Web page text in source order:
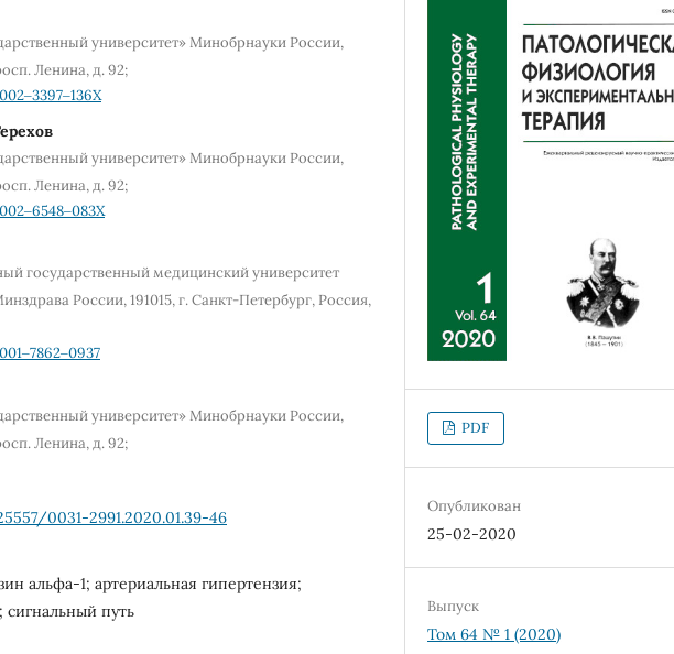
университет» Минобрнауки России,
Ленина, д. 92;
университет» Минобрнауки России,
Ленина, д. 92;
государственный медицинский университет
России, 191015, г. Санкт-Петербург, Россия,
университет» Минобрнауки России,
Ленина, д. 92;
0031-2991.2020.01.39-46
альфа-1; артериальная гипертензия;
путь
PDF
Опубликован
25-02-2020
Выпуск
Том 64 № 1 (2020)